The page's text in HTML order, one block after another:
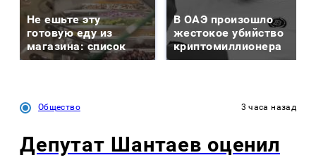
Не ешьте эту
готовую еду из
магазина: список
В ОАЭ произошло
жестокое убийство
криптомиллионера
Общество 3 часа назад
Депутат Шантаев оценил